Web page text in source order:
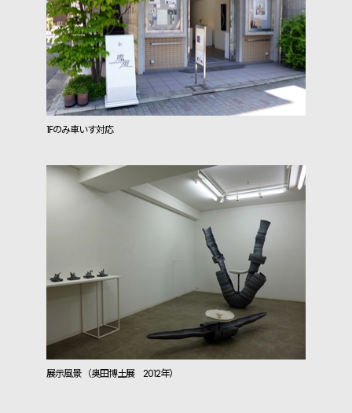
1Fのみ車いす対応
展示風景 （奥田博土展 2012年）